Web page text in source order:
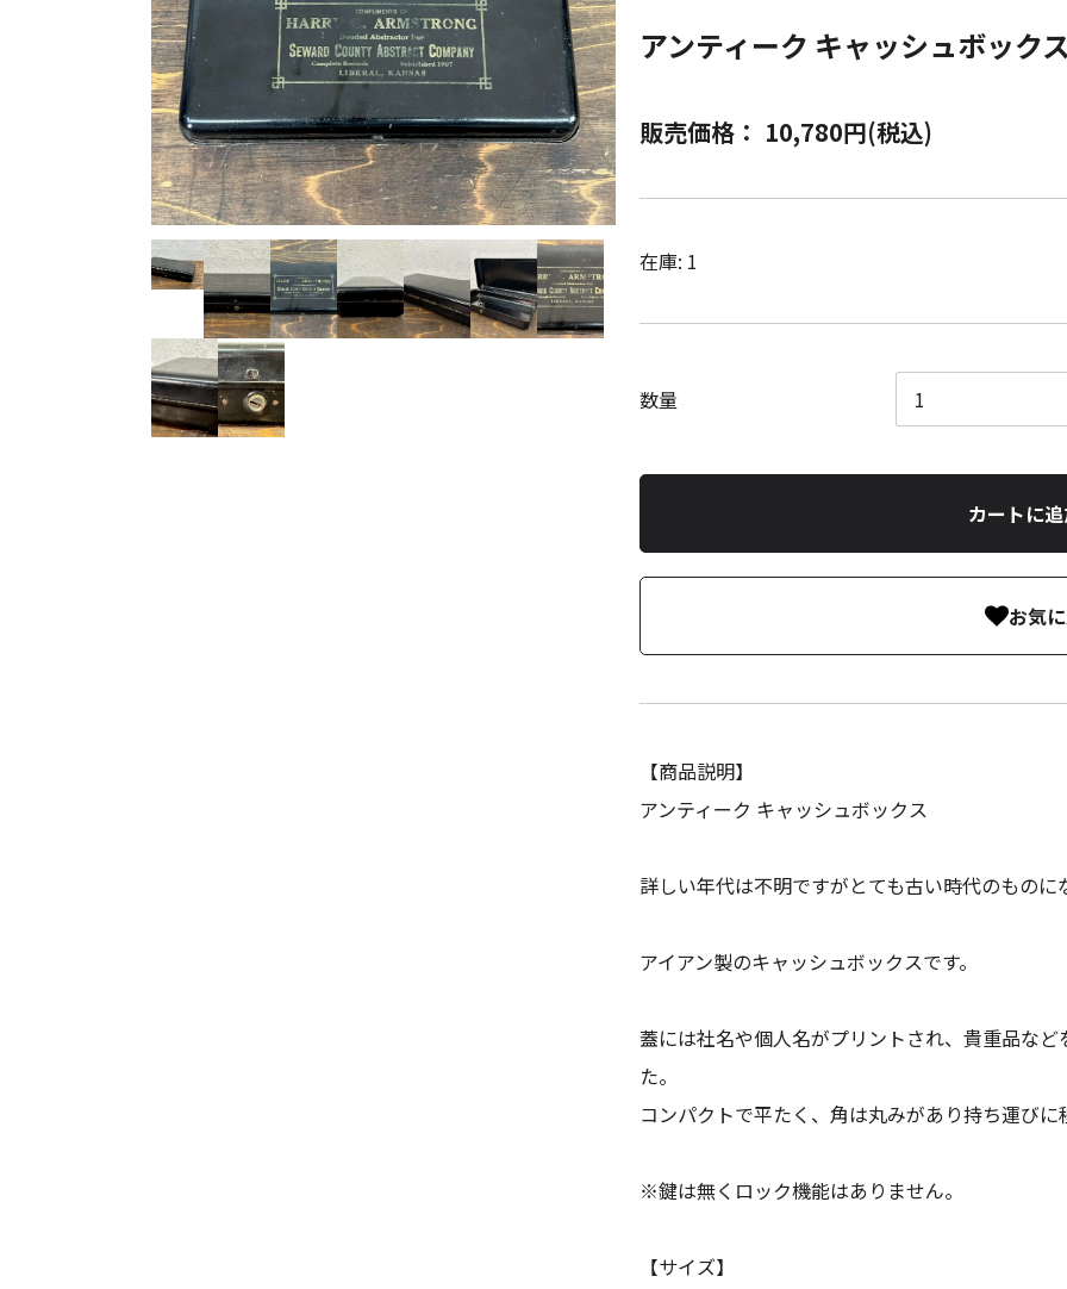
アンティーク キャッシュボックス
販売価格： 10,780円(税込)
在庫: 1
数量
カートに
お気
【商品説明】
アンティーク キャッシュボックス
詳しい年代は不明ですがとても古い時代のものに
アイアン製のキャッシュボックスです。
蓋には社名や個人名がプリントされ、貴重品な
た。
コンパクトで平たく、角は丸みがあり持ち運びに
※鍵は無くロック機能はありません。
【サイズ】